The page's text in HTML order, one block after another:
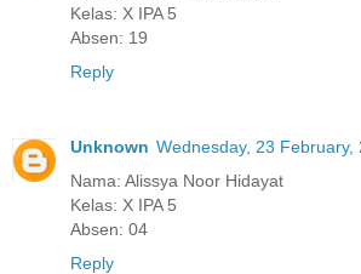
Kelas: X IPA 5
Absen: 19
Reply
Unknown Wednesday, 23 February,
Nama: Alissya Noor Hidayat
Kelas: X IPA 5
Absen: 04
Reply